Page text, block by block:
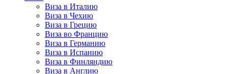
Виза в Италию
Виза в Чехию
Виза в Грецию
Виза во Францию
Виза в Германию
Виза в Испанию
Виза в Финляндию
Виза в Англию